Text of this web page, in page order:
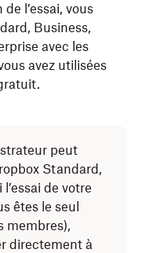
l’essai, vous
Business,
avec les
avez utilisées
peut
Standard,
de votre
êtes le seul
membres),
directement à